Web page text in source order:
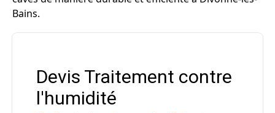
Bains.
Devis Traitement contre
l'humidité